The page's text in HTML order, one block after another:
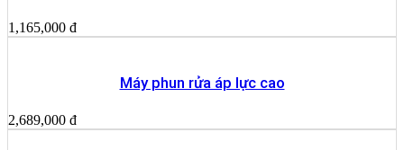
1,165,000 đ
Máy phun rửa áp lực cao
2,689,000 đ